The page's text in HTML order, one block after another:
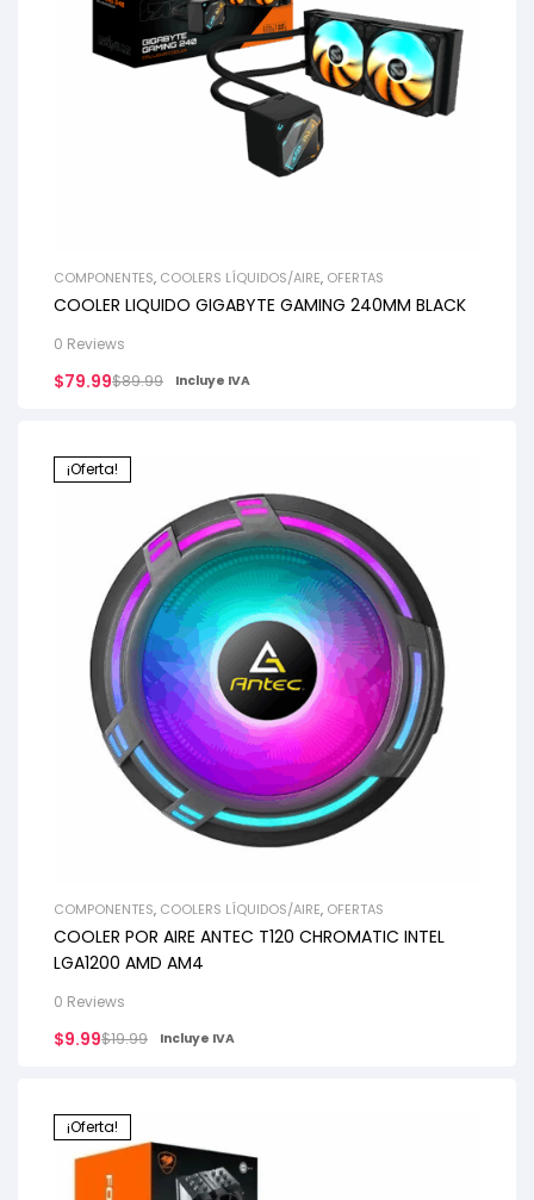
COMPONENTES, COOLERS LÍQUIDOS/AIRE, OFERTAS
COOLER LIQUIDO GIGABYTE GAMING 240MM BLACK
0 Reviews
$89.99
$79.99 Incluye IVA
¡Oferta!
COMPONENTES, COOLERS LÍQUIDOS/AIRE, OFERTAS
COOLER POR AIRE ANTEC T120 CHROMATIC INTEL
LGA1200 AMD AM4
0 Reviews
$19.99
$9.99 Incluye IVA
¡Oferta!